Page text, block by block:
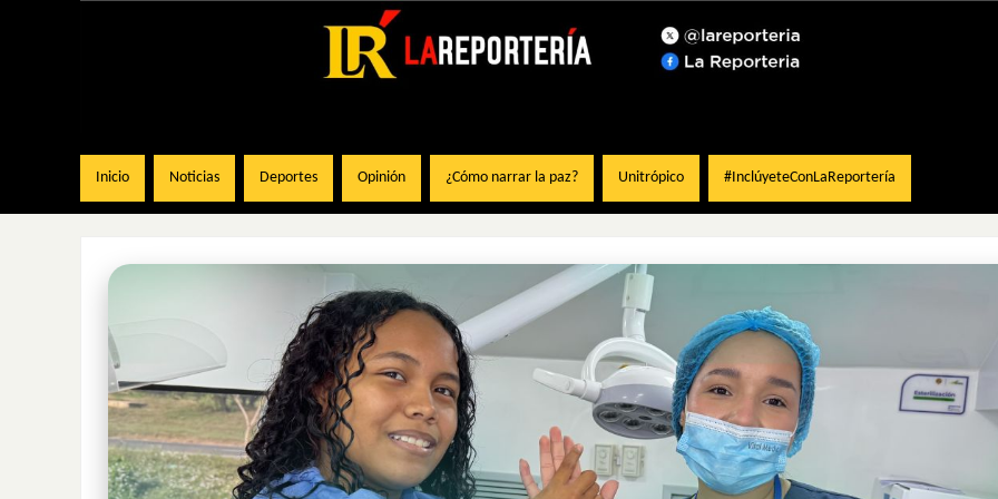
Inicio Noticias Deportes Opinión ¿Cómo narrar la paz? Unitrópico #InclúyeteConLaReportería